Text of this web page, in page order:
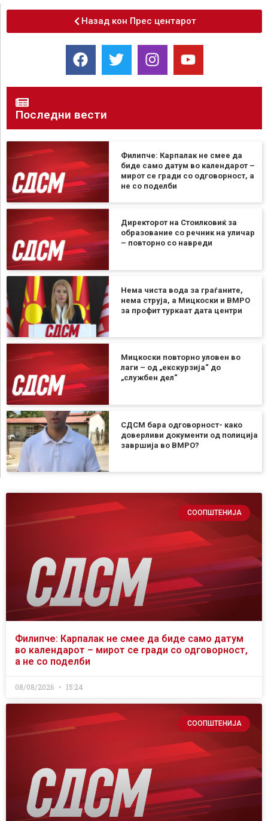
Назад кон Прес центарот
Последни вести
Филипче: Карпалак не смее да
биде само датум во календарот –
мирот се гради со одговорност, а
не со поделби
Директорот на Стоилковиќ за
образование со речник на уличар
– повторно со навреди
Нема чиста вода за граѓаните,
нема струја, а Мицкоски и ВМРО
за профит туркаат дата центри
Мицкоски повторно уловен во
лаги – од „екскурзија“ до
„службен дел“
СДСМ бара одговорност- како
доверливи документи од полиција
завршија во ВМРО?
СООПШТЕНИЈА
Филипче: Карпалак не смее да биде само датум
во календарот – мирот се гради со одговорност,
а не со поделби
08/08/2026 15:24
СООПШТЕНИЈА